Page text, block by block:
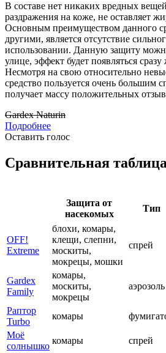
В составе нет никаких вредных
раздражения на коже, не оставляет
Основным преимуществом данного
другими, является отсутствие
использовании. Данную защиту
улице, эффект будет появляться
Несмотря на свою относительно
средство пользуется очень большим
получает массу положительных
Gardex Naturin
Подробнее
Оставить голос
Сравнительная таблица
Защита от
насекомых
Тип
OFF!
Extreme
блохи, комары,
клещи, слепни,
москиты,
мокрецы, мошки
спрей
Gardex
Family
комары,
москиты,
мокрецы
аэрозоль
Раптор
Turbo
комары
Моё
солнышко
комары спрей